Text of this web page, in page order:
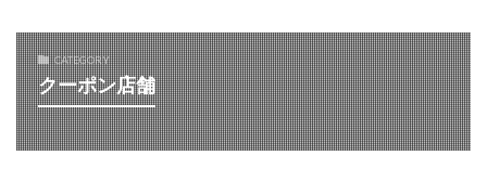
CATEGORY
クーポン店舗